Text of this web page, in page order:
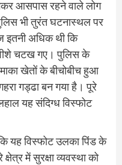
आसपास रहने वाले लोग
भी तुरंत घटनास्थल पर
इतनी अधिक थी कि
चटख गए। पुलिस के
खेतों के बीचोबीच हुआ
गड्ढा बन गया है। पूरे
यह संदिग्ध विस्फोट
यह विस्फोट उलका पिंड के
में सुरक्षा व्यवस्था को